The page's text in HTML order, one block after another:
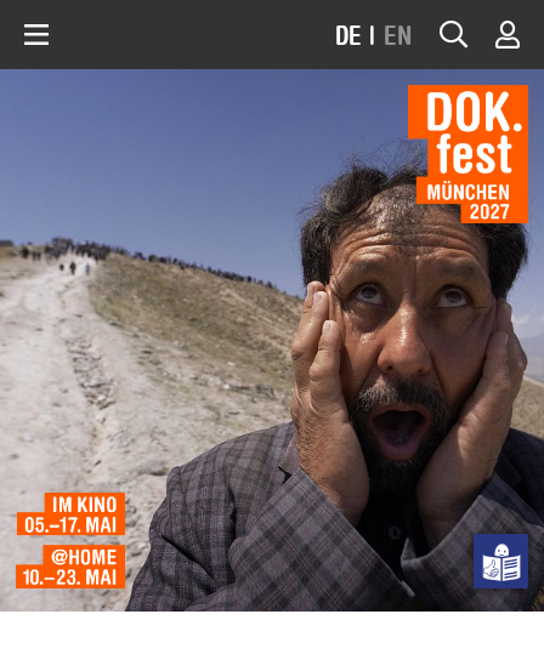
DE | EN